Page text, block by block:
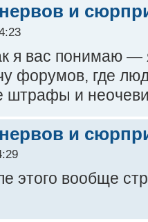
и
я вас понимаю —
форумов, где
штрафы и
и
этого вообще